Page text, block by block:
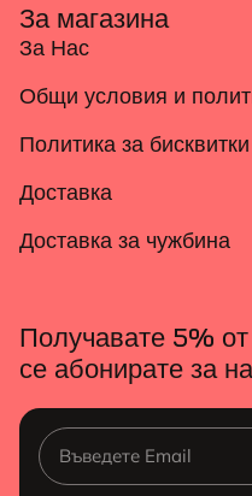
За магазина
За Нас
Общи условия и
Политика за бисквитки
Доставка
Доставка за чужбина
Получавате 5%
се абонирате за